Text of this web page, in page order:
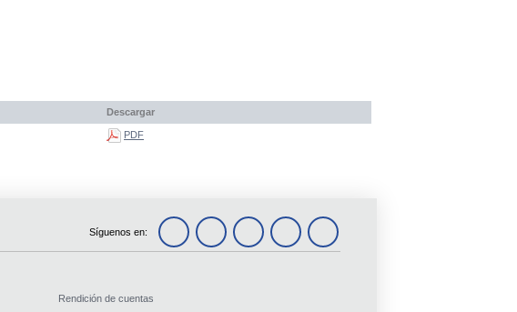
Descargar
PDF
Síguenos en:
Rendición de cuentas